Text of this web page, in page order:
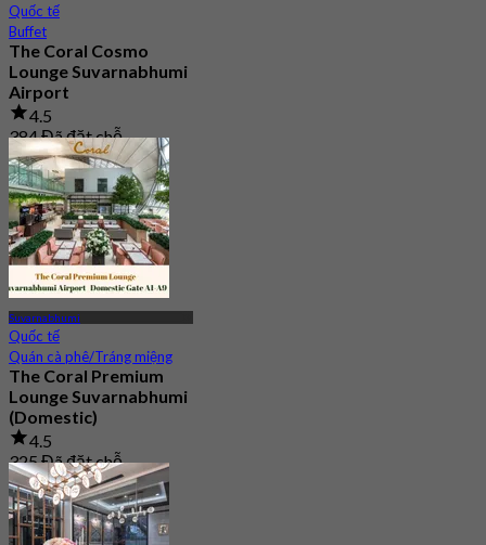
Quốc tế
Buffet
The Coral Cosmo
Lounge Suvarnabhumi
Airport
4.5
384 Đã đặt chỗ
Từ฿ 950
Suvarnabhumi
Quốc tế
Quán cà phê/Tráng miệng
The Coral Premium
Lounge Suvarnabhumi
(Domestic)
4.5
325 Đã đặt chỗ
Từ฿ 800